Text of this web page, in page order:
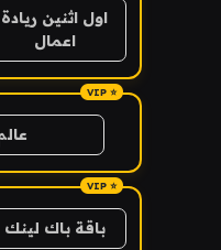
اول اثنين ريادة
اعمال
باقة باك لينك